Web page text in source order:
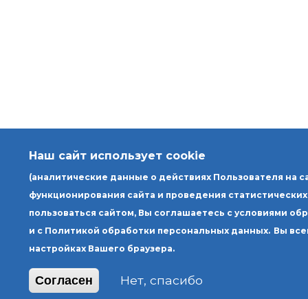
Наш сайт использует cookie
(аналитические данные о действиях Пользователя на
функционирования сайта и проведения
пользоваться сайтом, Вы соглашаетесь с условиями
и с Политикой обработки персональных данных. Вы
настройках Вашего браузера.
Согласен Нет, спасибо